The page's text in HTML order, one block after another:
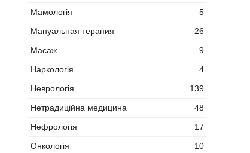
Мамологія
5
Мануальная терапия
26
Масаж
9
Наркологія
4
Неврологія
139
Нетрадиційна медицина
48
Нефрологія
17
Онкологія
10